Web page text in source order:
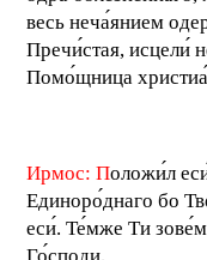
весь неча́янием
Пречи́стая, исцели́
Помо́щница
Ирмос: Положи́л
Единоро́днаго бо
еси́. Те́мже Ти